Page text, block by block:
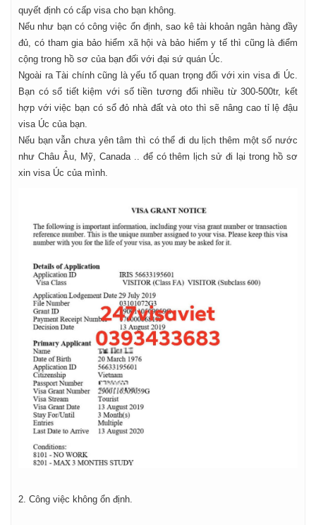
quyết định có cấp visa cho bạn không.
Nếu như bạn có công việc ổn định, sao kê tài khoản ngân hàng đầy
đủ, có tham gia bảo hiểm xã hội và bảo hiểm y tế thì cũng là điểm
cộng trong hồ sơ của bạn đối với đại sứ quán Úc.
Ngoài ra Tài chính cũng là yếu tố quan trọng đối với xin visa đi Úc.
Bạn có sổ tiết kiệm với số tiền tương đối nhiều từ 300-500tr, kết
hợp với việc bạn có sổ đỏ nhà đất và oto thì sẽ nâng cao tỉ lệ đậu
visa Úc của bạn.
Nếu bạn vẫn chưa yên tâm thì có thể đi du lịch thêm một số nước
như Châu Âu, Mỹ, Canada .. để có thêm lịch sử đi lại trong hồ sơ
xin visa Úc của mình.
2. Công việc không ổn định.